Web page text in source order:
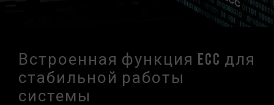
Встроенная функция ECC для
стабильной работы
системы